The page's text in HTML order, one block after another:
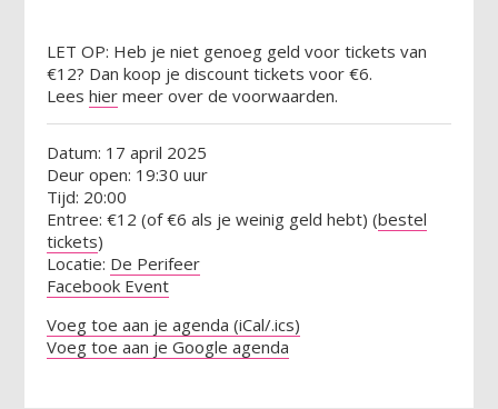
LET OP: Heb je niet genoeg geld voor tickets van
€12? Dan koop je discount tickets voor €6.
Leeshier meer over de voorwaarden.
Datum: 17 april 2025
Deur open: 19:30 uur
Tijd: 20:00
Entree: €12 (of €6 als je weinig geld hebt) (bestel
tickets)
Locatie: De Perifeer
Facebook Event
Voeg toe aan je agenda (iCal/.ics)
Voeg toe aan je Google agenda